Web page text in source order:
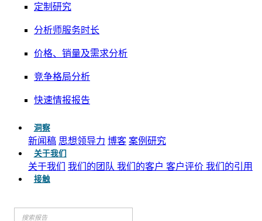
定制研究
分析师服务时长
价格、销量及需求分析
竞争格局分析
快速情报报告
洞察
新闻稿 思想领导力 博客 案例研究
关于我们
关于我们 我们的团队 我们的客户 客户评价 我们的引用
接触